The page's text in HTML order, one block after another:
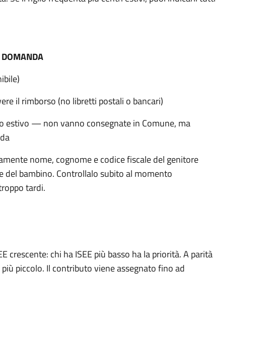
il rimborso (no libretti postali o bancari)
estivo — non vanno consegnate in Comune, ma
nome, cognome e codice fiscale del genitore
del bambino. Controllalo subito al momento
tardi.
crescente: chi ha ISEE più basso ha la priorità. A parità
piccolo. Il contributo viene assegnato fino ad